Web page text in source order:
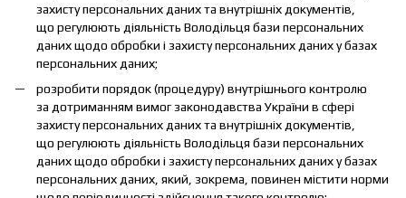
захисту персональних даних та внутрішніх документів,
що регулюють діяльність Володільця бази персональних
даних щодо обробки і захисту персональних даних у базах
персональних даних;
розробити порядок (процедуру) внутрішнього контролю
за дотриманням вимог законодавства України в сфері
захисту персональних даних та внутрішніх документів,
що регулюють діяльність Володільця бази персональних
даних щодо обробки і захисту персональних даних у базах
персональних даних, який, зокрема, повинен містити норми